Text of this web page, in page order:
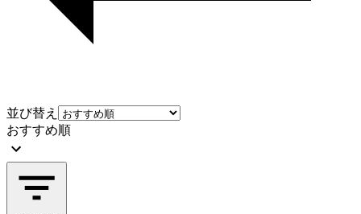
並び替え
おすすめ順